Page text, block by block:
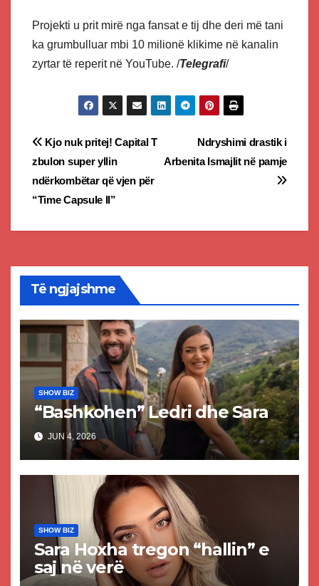
Projekti u prit mirë nga fansat e tij dhe deri më tani
ka grumbulluar mbi 10 milionë klikime në kanalin
zyrtar të reperit në YouTube. /Telegrafi/
Post
navigation
Ndryshimi drastik i
Arbenita Ismajlit në pamje
Kjo nuk pritej! Capital T
zbulon super yllin
ndërkombëtar që vjen për
“Time Capsule II”
Të ngjajshme
SHOW BIZ
“Bashkohen” Ledri dhe Sara
JUN 4, 2026
SHOW BIZ
Sara Hoxha tregon “hallin” e
saj në verë